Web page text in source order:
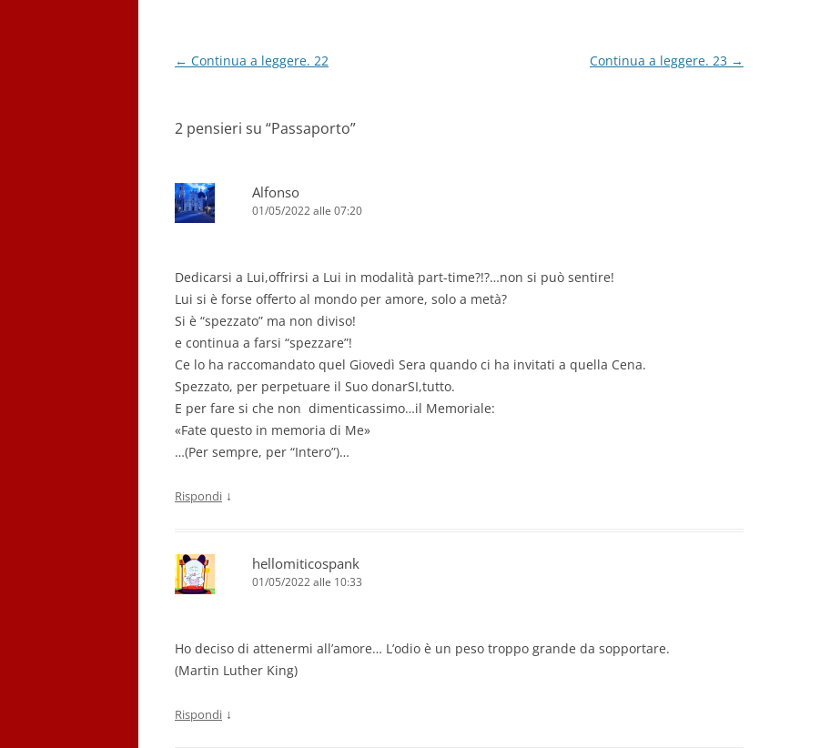
Navigazione
← Continua a leggere. 22 Continua a leggere. 23 →
2 pensieri su “Passaporto”
Alfonso
01/05/2022 alle 07:20
Dedicarsi a Lui,offrirsi a Lui in modalità part-time?!?…non si può sentire!
Lui si è forse offerto al mondo per amore, solo a metà?
Si è “spezzato” ma non diviso!
e continua a farsi “spezzare”!
Ce lo ha raccomandato quel Giovedì Sera quando ci ha invitati a quella Cena.
Spezzato, per perpetuare il Suo donarSI,tutto.
E per fare si che non dimenticassimo…il Memoriale:
«Fate questo in memoria di Me»
…(Per sempre, per “Intero”)…
Rispondi ↓
hellomiticospank
01/05/2022 alle 10:33
Ho deciso di attenermi all’amore… L’odio è un peso troppo grande da sopportare.
(Martin Luther King)
Rispondi ↓